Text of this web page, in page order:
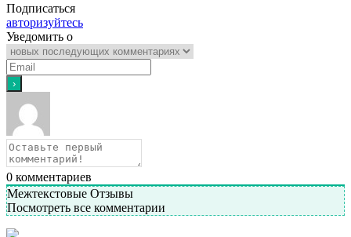
Подписаться
авторизуйтесь
Уведомить о
0 комментариев
Межтекстовые Отзывы
Посмотреть все комментарии